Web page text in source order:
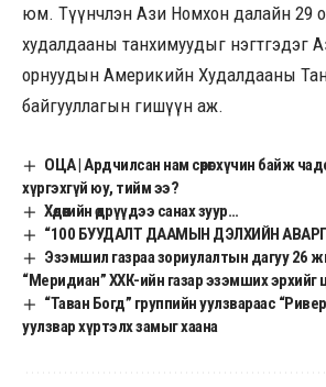
юм. Түүнчлэн Ази Номхон далайн 29
худалдааны танхимуудыг нэгтгэдэг
орнуудын Америкийн Худалдааны
байгууллагын гишүүн аж.
ОЦА | Ардчилсан нам сөрөг хүчин байж
хүргэхгүй юу, тийм ээ?
Хөдөөгийн өдрүүдээ санах зуур…
“100 БУУДАЛТ ДААМЫН ДЭЛХИЙН
Эзэмшил газраа зориулалтын дагуу 26
“Меридиан” ХХК-ийн газар эзэмших эрхийг
“Таван Богд” группийн уулзвараас
уулзвар хүртэлх замыг хаана